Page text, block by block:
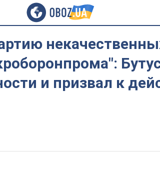
и призвал к